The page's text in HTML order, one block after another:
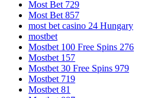
Most Bet 729
Most Bet 857
most bet casino 24 Hungary
mostbet
Mostbet 100 Free Spins 276
Mostbet 157
Mostbet 30 Free Spins 979
Mostbet 719
Mostbet 81